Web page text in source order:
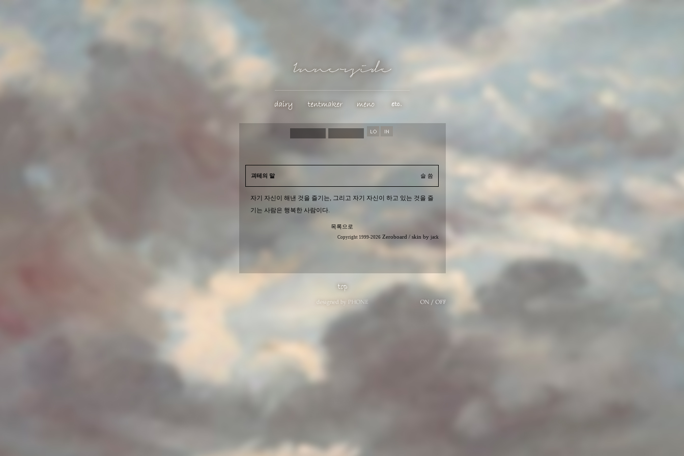
괴테의 말 슬 씀
자기 자신이 해낸 것을 즐기는, 그리고 자기 자신이 하고 있는 것을 즐
기는 사람은 행복한 사람이다.
목록으로
Copyright 1999-2026 Zeroboard / skin by jack